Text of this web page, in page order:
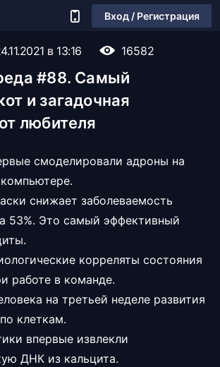
Вход / Регистрация
в 13:16 16582
#88. Самый
и загадочная
любителя
смоделировали адроны на
снижает заболеваемость
53%. Это самый эффективный
корреляты состояния
работе в команде.
на третьей неделе развития
клеткам.
впервые извлекли
ДНК из кальцита.